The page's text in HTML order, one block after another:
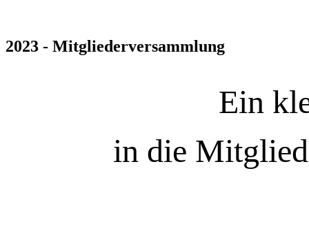
2023 - Mitgliederversammlung
Ein
in die